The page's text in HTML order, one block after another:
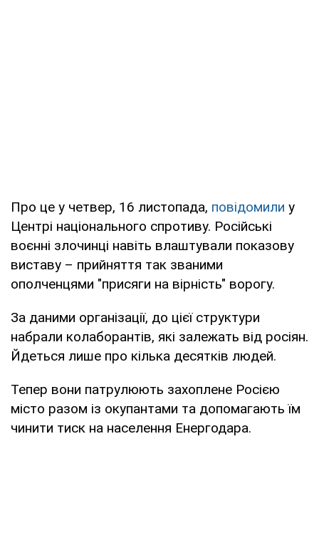
Про це у четвер, 16 листопада, повідомили у
Центрі національного спротиву. Російські
воєнні злочинці навіть влаштували показову
виставу – прийняття так званими
ополченцями "присяги на вірність" ворогу.
За даними організації, до цієї структури
набрали колаборантів, які залежать від росіян.
Йдеться лише про кілька десятків людей.
Тепер вони патрулюють захоплене Росією
місто разом із окупантами та допомагають їм
чинити тиск на населення Енергодара.